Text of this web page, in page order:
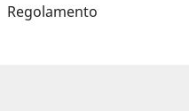
Regolamento